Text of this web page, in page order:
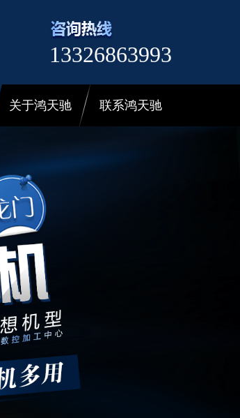
13326863993
关于鸿天驰 联系鸿天驰